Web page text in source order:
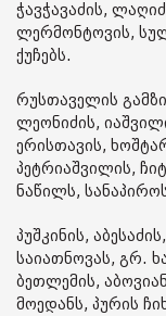
ჭავჭავაძის,
ლერმონტოვის,
ქუჩებს.
რუსთაველის
ლეონიძის,
ერისთავის,
პეტრიაშვილის,
ნაწილს,
პუშკინის,
საიათნოვას, გრ.
ბეთლემის,
მოედანს, პურის